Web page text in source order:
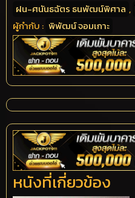
ฝน-ศนันธฉัตร ธนพัฒน์พิศาล ,
ผู้กำกับ : พิพัฒน์ จอมเกาะ
หนังที่เกี่ยวข้อง